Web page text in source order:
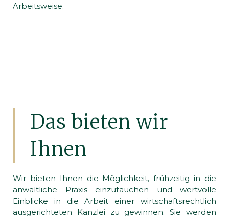
Arbeitsweise.
Das bieten wir
Ihnen
Wir bieten Ihnen die Möglichkeit, frühzeitig in die
anwaltliche Praxis einzutauchen und wertvolle
Einblicke in die Arbeit einer wirtschaftsrechtlich
ausgerichteten Kanzlei zu gewinnen. Sie werden